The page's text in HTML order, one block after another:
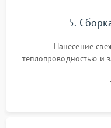
5.
Нанесение
теплопроводностью и
шлейфов, модулей